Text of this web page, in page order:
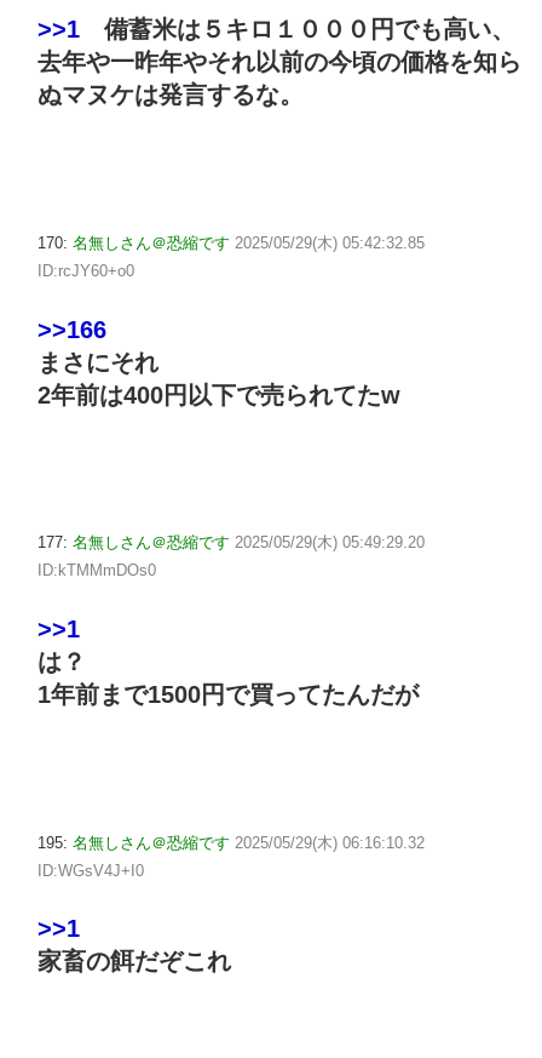
>>1 備蓄米は５キロ１０００円でも高い、
去年や一昨年やそれ以前の今頃の価格を知ら
ぬマヌケは発言するな。
170: 名無しさん＠恐縮です 2025/05/29(木) 05:42:32.85
ID:rcJY60+o0
>>166
まさにそれ
2年前は400円以下で売られてたw
177: 名無しさん＠恐縮です 2025/05/29(木) 05:49:29.20
ID:kTMMmDOs0
>>1
は？
1年前まで1500円で買ってたんだが
195: 名無しさん＠恐縮です 2025/05/29(木) 06:16:10.32
ID:WGsV4J+I0
>>1
家畜の餌だぞこれ